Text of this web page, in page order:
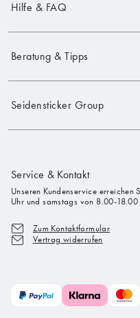
Hilfe & FAQ
Beratung & Tipps
Seidensticker Group
Service & Kontakt
Unseren Kundenservice
Uhr und samstags von 8.00-18.00
Zum Kontaktformular
Vertrag widerrufen